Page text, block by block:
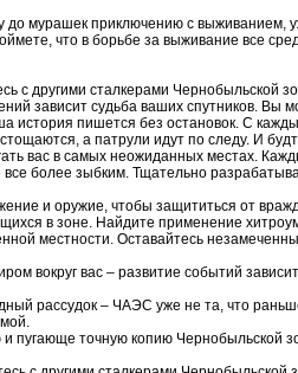
до мурашек приключению с выживанием,
что в борьбе за выживание все
с другими сталкерами Чернобыльской
зависит судьба ваших спутников. Вы
история пишется без остановок. С
а патрули идут по следу. И
вас в самых неожиданных местах.
более зыбким. Тщательно
и оружие, чтобы защититься от
в зоне. Найдите применение
местности. Оставайтесь
вокруг вас – развитие событий
рассудок – ЧАЭС уже не та, что
пугающе точную копию Чернобыльской